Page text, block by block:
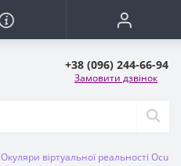
+38 (096) 244-66-94
Замовити дзвінок
Окуляри віртуальної реальності